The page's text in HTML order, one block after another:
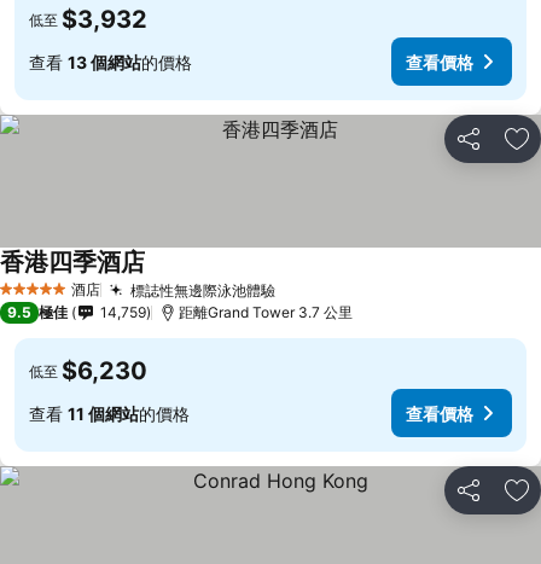
低至 $3,932
查看 13 個網站的價格 查看價格
分享 放
5 星級 酒店 標誌性無邊際泳池體驗
香港四季酒店
9.5 極佳 14,759 距離Grand Tower 3.7 公里
低至 $6,230
查看 11 個網站的價格 查看價格
分享 放